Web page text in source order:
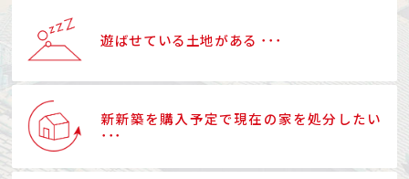
遊ばせている土地がある ･･･
新新築を購入予定で現在の家を処分したい
･･･